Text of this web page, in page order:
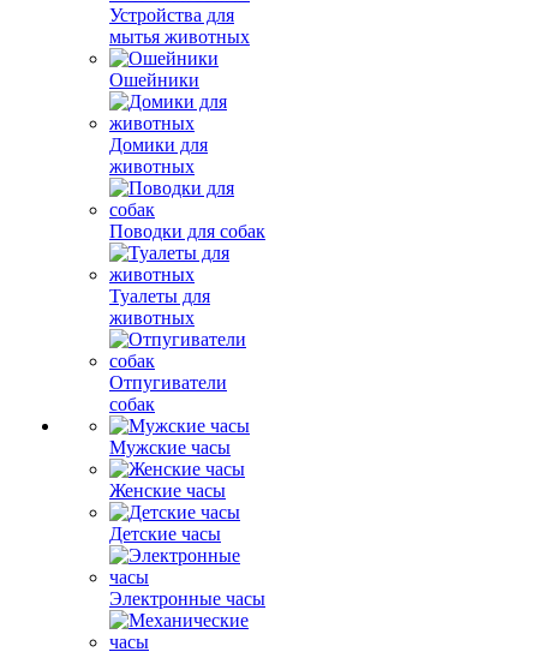
Устройства для
мытья животных
Ошейники
Домики для
животных
Поводки для собак
Туалеты для
животных
Отпугиватели
собак
Мужские часы
Женские часы
Детские часы
Электронные часы